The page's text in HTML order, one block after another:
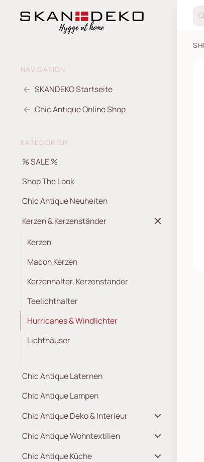
NAVIGATION
SKANDEKO Startseite
Chic Antique Online Shop
KATEGORIEN
% SALE %
Shop The Look
Chic Antique Neuheiten
Kerzen & Kerzenständer
Kerzen
Macon Kerzen
Kerzenhalter, Kerzenständer
Teelichthalter
Hurricanes & Windlichter
Lichthäuser
Chic Antique Laternen
Chic Antique Lampen
Chic Antique Deko & Interieur
Chic Antique Wohntextilien
Chic Antique Küche